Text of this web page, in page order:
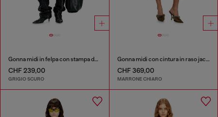
Gonna midi in felpa con stampa dévoré
CHF 239,00
GRIGIO SCURO
Gonna midi con cintura in raso jacquard logo
CHF 369,00
MARRONE CHIARO